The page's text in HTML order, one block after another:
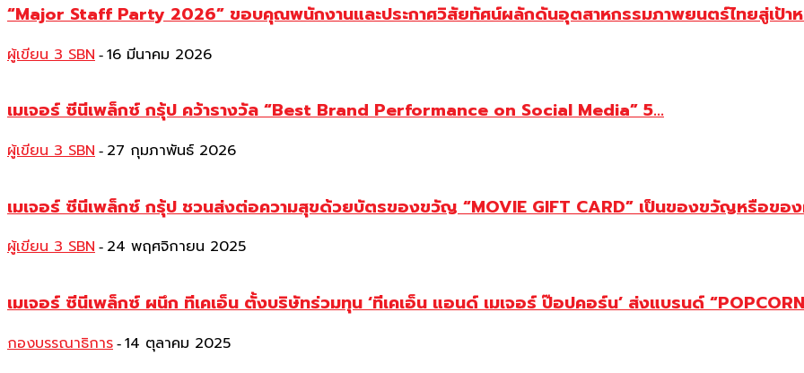
“Major Staff Party 2026” ขอบคุณพนักงานและประกาศวิสัยทัศน์ผลักดันอุตสาหกรรมภาพยนตร์ไทยสู่เป้า
ผู้เขียน 3 SBN - 16 มีนาคม 2026
เมเจอร์ ซีนีเพล็กซ์ กรุ้ป คว้ารางวัล “Best Brand Performance on Social Media” 5...
ผู้เขียน 3 SBN - 27 กุมภาพันธ์ 2026
เมเจอร์ ซีนีเพล็กซ์ กรุ้ป ชวนส่งต่อความสุขด้วยบัตรของขวัญ “MOVIE GIFT CARD” เป็นของขวัญหรือขอ
ผู้เขียน 3 SBN - 24 พฤศจิกายน 2025
เมเจอร์ ซีนีเพล็กซ์ ผนึก ทีเคเอ็น ตั้งบริษัทร่วมทุน ‘ทีเคเอ็น แอนด์ เมเจอร์ ป๊อปคอร์น’ ส่งแบรนด์
กองบรรณาธิการ - 14 ตุลาคม 2025